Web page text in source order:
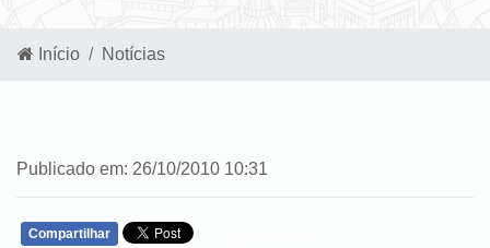
Início Notícias
Publicado em: 26/10/2010 10:31
Compartilhar